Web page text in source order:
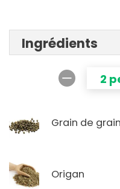
Ingrédients
2
Grain de
Origan